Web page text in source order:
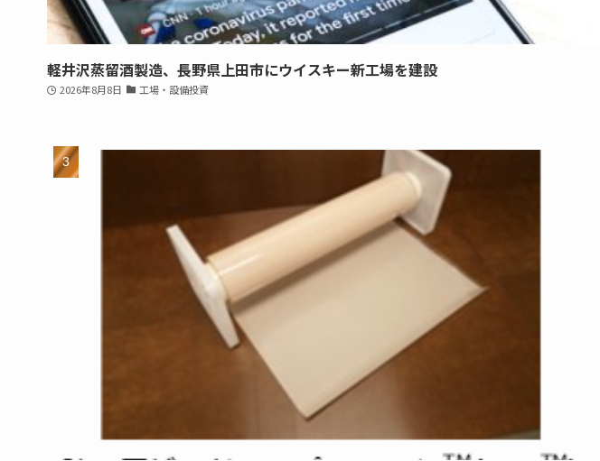
軽井沢蒸留酒製造、長野県上田市にウイスキー新工場を建設
2026年8月8日 工場・設備投資